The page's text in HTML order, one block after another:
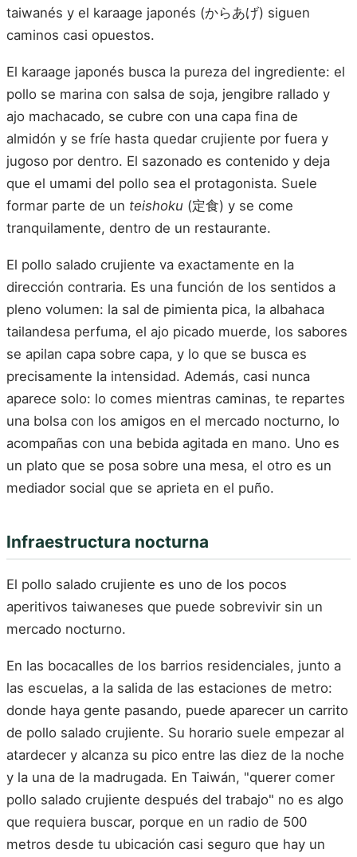
taiwanés y el karaage japonés (からあげ) siguen
caminos casi opuestos.
El karaage japonés busca la pureza del ingrediente: el
pollo se marina con salsa de soja, jengibre rallado y
ajo machacado, se cubre con una capa fina de
almidón y se fríe hasta quedar crujiente por fuera y
jugoso por dentro. El sazonado es contenido y deja
que el umami del pollo sea el protagonista. Suele
formar parte de un teishoku (定食) y se come
tranquilamente, dentro de un restaurante.
El pollo salado crujiente va exactamente en la
dirección contraria. Es una función de los sentidos a
pleno volumen: la sal de pimienta pica, la albahaca
tailandesa perfuma, el ajo picado muerde, los sabores
se apilan capa sobre capa, y lo que se busca es
precisamente la intensidad. Además, casi nunca
aparece solo: lo comes mientras caminas, te repartes
una bolsa con los amigos en el mercado nocturno, lo
acompañas con una bebida agitada en mano. Uno es
un plato que se posa sobre una mesa, el otro es un
mediador social que se aprieta en el puño.
Infraestructura nocturna
El pollo salado crujiente es uno de los pocos
aperitivos taiwaneses que puede sobrevivir sin un
mercado nocturno.
En las bocacalles de los barrios residenciales, junto a
las escuelas, a la salida de las estaciones de metro:
donde haya gente pasando, puede aparecer un carrito
de pollo salado crujiente. Su horario suele empezar al
atardecer y alcanza su pico entre las diez de la noche
y la una de la madrugada. En Taiwán, "querer comer
pollo salado crujiente después del trabajo" no es algo
que requiera buscar, porque en un radio de 500
metros desde tu ubicación casi seguro que hay un